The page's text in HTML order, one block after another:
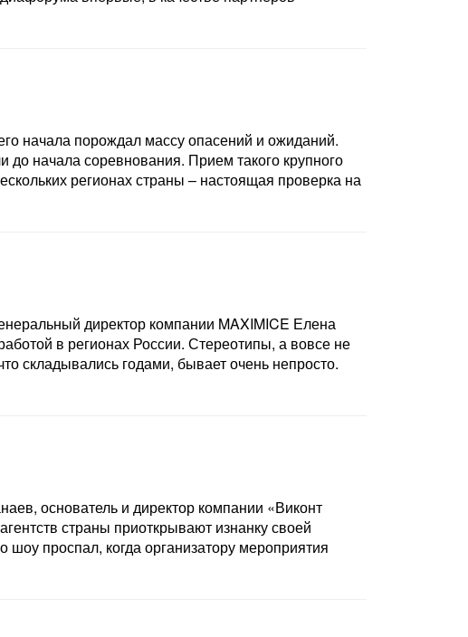
начала порождал массу опасений и ожиданий.
до начала соревнования. Прием такого крупного
регионах страны – настоящая проверка на
директор компании MAXIMICE Елена
в регионах России. Стереотипы, а вовсе не
складывались годами, бывает очень непросто.
основатель и директор компании «Виконт
страны приоткрывают изнанку своей
проспал, когда организатору мероприятия